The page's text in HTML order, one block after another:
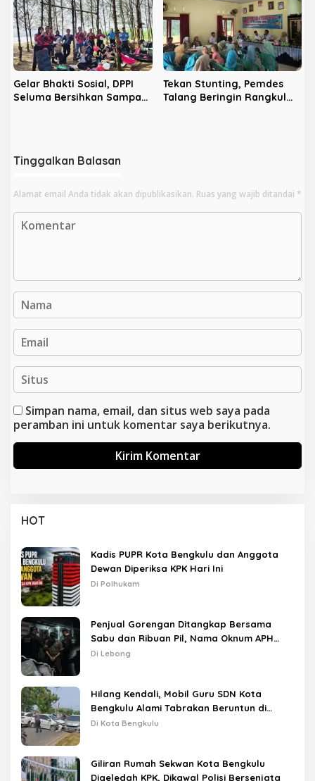
Gelar Bhakti Sosial, DPPI
Seluma Bersihkan Sampah
Tekan Stunting, Pemdes
Talang Beringin Rangkul
Tinggalkan Balasan
Alamat email Anda tidak akan dipublikasikan. Ruas yang wajib ditandai *
Simpan nama, email, dan situs web saya pada
peramban ini untuk komentar saya berikutnya.
HOT
Kadis PUPR Kota Bengkulu dan Anggota
Dewan Diperiksa KPK Hari Ini
Di Polhukam
Penjual Gorengan Ditangkap Bersama
Sabu dan Ribuan Pil, Nama Oknum APH
Disebut Saat Interogasi
Di Lebong
Hilang Kendali, Mobil Guru SDN Kota
Bengkulu Alami Tabrakan Beruntun di
Lampu Merah
Di Kota Bengkulu
Giliran Rumah Sekwan Kota Bengkulu
Digeledah KPK, Dikawal Polisi Bersenjata